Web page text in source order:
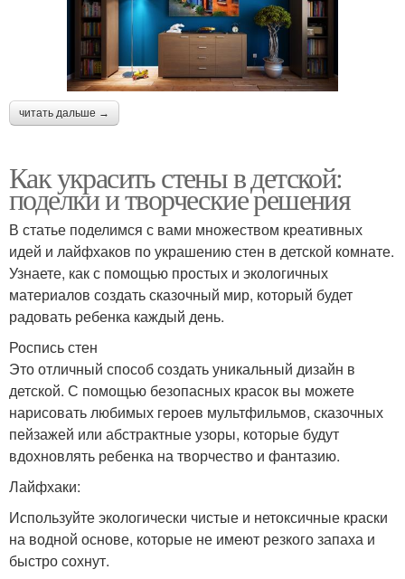
читать дальше →
Как украсить стены в детской:
поделки и творческие решения
В статье поделимся с вами множеством креативных
идей и лайфхаков по украшению стен в детской комнате.
Узнаете, как с помощью простых и экологичных
материалов создать сказочный мир, который будет
радовать ребенка каждый день.
Роспись стен
Это отличный способ создать уникальный дизайн в
детской. С помощью безопасных красок вы можете
нарисовать любимых героев мультфильмов, сказочных
пейзажей или абстрактные узоры, которые будут
вдохновлять ребенка на творчество и фантазию.
Лайфхаки:
Используйте экологически чистые и нетоксичные краски
на водной основе, которые не имеют резкого запаха и
быстро сохнут.